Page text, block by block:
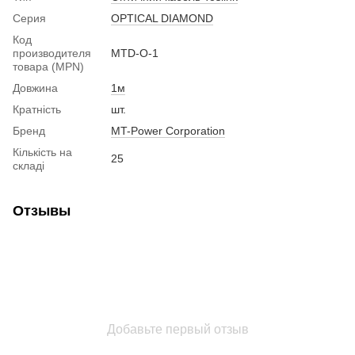
Серия
OPTICAL DIAMOND
Код
производителя
товара (MPN)
MTD-O-1
Довжина
1м
Кратність
шт.
Бренд
MT-Power Corporation
Кількість на
складі
25
Отзывы
Добавьте первый отзыв